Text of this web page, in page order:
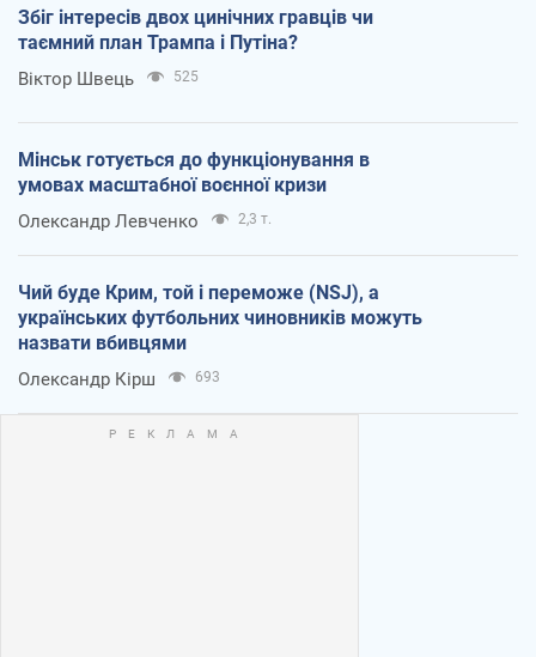
Збіг інтересів двох цинічних гравців чи
таємний план Трампа і Путіна?
Віктор Швець 525
Мінськ готується до функціонування в
умовах масштабної воєнної кризи
Олександр Левченко 2,3 т.
Чий буде Крим, той і переможе (NSJ), а
українських футбольних чиновників можуть
назвати вбивцями
Олександр Кірш 693